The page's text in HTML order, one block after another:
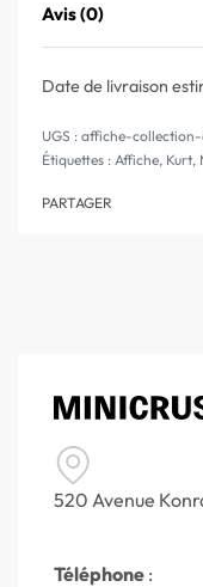
Avis (0)
Date de livraison
affiche-
Étiquettes : Affiche, Kurt,
PARTAGER
520 Avenue
Téléphone :